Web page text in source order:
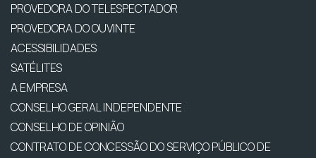
PROVEDORA DO TELESPECTADOR
PROVEDORA DO OUVINTE
ACESSIBILIDADES
SATÉLITES
A EMPRESA
CONSELHO GERAL INDEPENDENTE
CONSELHO DE OPINIÃO
CONTRATO DE CONCESSÃO DO SERVIÇO PÚBLICO DE